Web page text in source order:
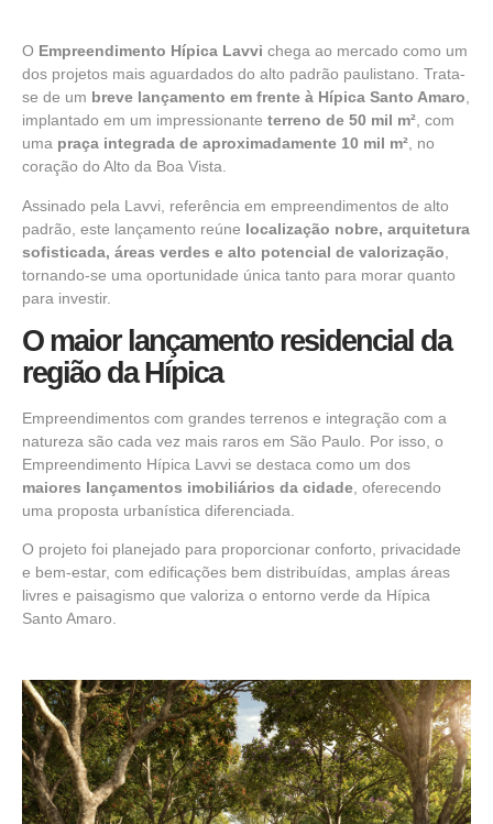
O Empreendimento Hípica Lavvi chega ao mercado como um
dos projetos mais aguardados do alto padrão paulistano. Trata-
se de um breve lançamento em frente à Hípica Santo Amaro
implantado em um impressionante terreno de 50 mil m² , com
uma praça integrada de aproximadamente 10 mil m² , no
coração do Alto da Boa Vista.
Assinado pela Lavvi, referência em empreendimentos de alto
padrão, este lançamento reúne localização nobre, arquitetura
sofisticada, áreas verdes e alto potencial de valorização
tornando-se uma oportunidade única tanto para morar quanto
para investir.
O maior lançamento residencial da
região da Hípica
Empreendimentos com grandes terrenos e integração com a
natureza são cada vez mais raros em São Paulo. Por isso, o
Empreendimento Hípica Lavvi se destaca como um dos
maiores lançamentos imobiliários da cidade , oferecendo
uma proposta urbanística diferenciada.
O projeto foi planejado para proporcionar conforto, privacidade
e bem-estar, com edificações bem distribuídas, amplas áreas
livres e paisagismo que valoriza o entorno verde da Hípica
Santo Amaro.